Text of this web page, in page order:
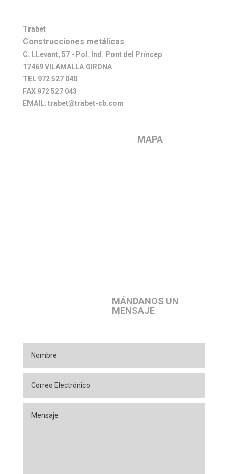
Trabet
Construcciones metálicas
C. LLevant, 57 - Pol. Ind. Pont del Príncep
17469 VILAMALLA GIRONA
TEL 972 527 040
FAX 972 527 043
EMAIL: trabet@trabet-cb.com
MAPA
MÁNDANOS UN
MENSAJE